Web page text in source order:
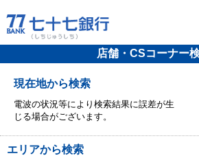
店舗・CSコーナー
現在地から検索
電波の状況等により検索結果に誤差が生
じる場合がございます。
エリアから検索